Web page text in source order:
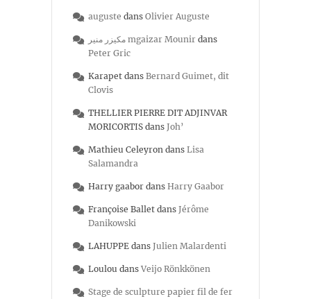
auguste dans Olivier Auguste
مكيزر منير mgaizar Mounir dans
Peter Gric
Karapet dans Bernard Guimet, dit
Clovis
THELLIER PIERRE DIT ADJINVAR
MORICORTIS dans Joh’
Mathieu Celeyron dans Lisa
Salamandra
Harry gaabor dans Harry Gaabor
Françoise Ballet dans Jérôme
Danikowski
LAHUPPE dans Julien Malardenti
Loulou dans Veijo Rönkkönen
Stage de sculpture papier fil de fer